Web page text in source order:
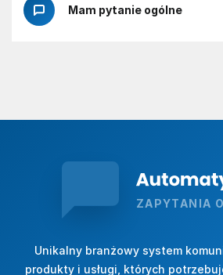
Mam pytanie ogólne
ZAPYTANIA
Unikalny branżowy system
produkty i usługi, których